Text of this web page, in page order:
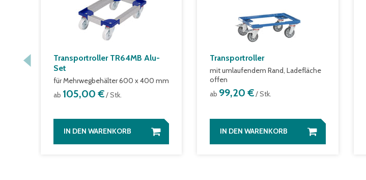
Transportroller TR64MB Alu-
Set
für Mehrwegbehälter 600 x 400 mm
ab 105,00 €/ Stk.
IN DEN WARENKORB
Transportroller
mit umlaufendem Rand, Ladefläche
offen
ab 99,20 €/ Stk.
IN DEN WARENKORB